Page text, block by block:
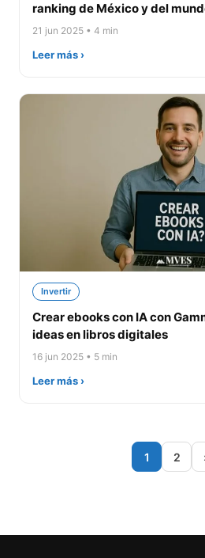
ranking de México y del
21 jun 2025 • 4 min
Leer más ›
Invertir
Crear ebooks con IA con
ideas en libros digitales
16 jun 2025 • 5 min
Leer más ›
1 2